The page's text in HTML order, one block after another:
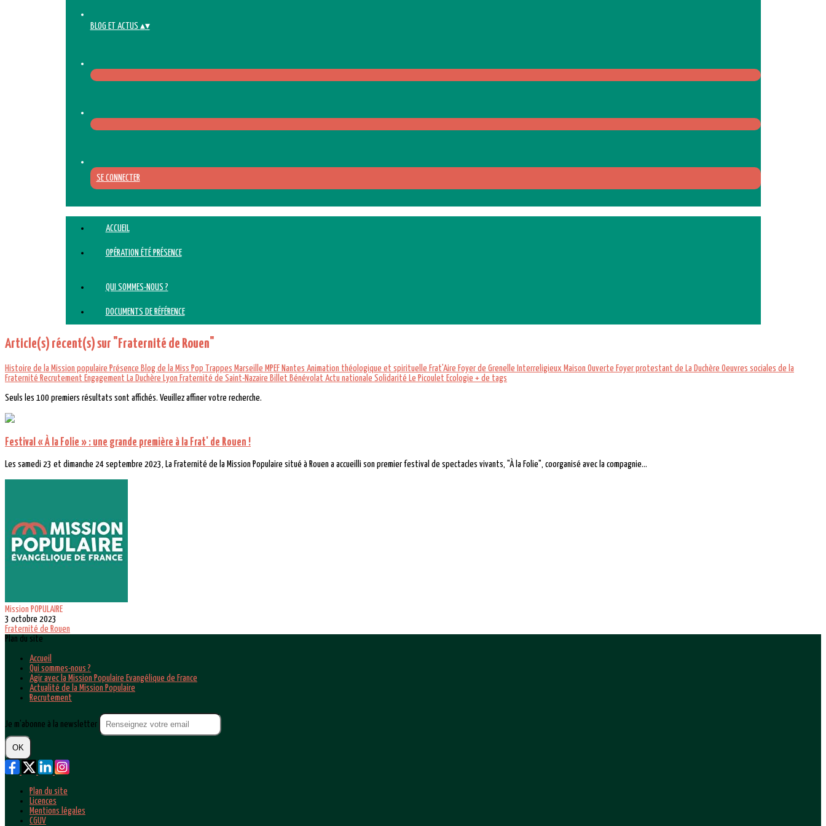
BLOG ET ACTUS ▴▾
SE CONNECTER
ACCUEIL
OPÉRATION ÉTÉ PRÉSENCE
QUI SOMMES-NOUS ?
DOCUMENTS DE RÉFÉRENCE
Article(s) récent(s) sur "Fraternité de Rouen"
Histoire de la Mission populaire Présence Blog de la Miss Pop Trappes Marseille MPEF Nantes Animation théologique et spirituelle Frat'Aire Foyer de Grenelle Interreligieux Maison Ouverte Foyer protestant de La Duchère Oeuvres sociales de la
Fraternité Recrutement Engagement La Duchère Lyon Fraternité de Saint-Nazaire Billet Bénévolat Actu nationale Solidarité Le Picoulet Ecologie + de tags
Seuls les 100 premiers résultats sont affichés. Veuillez affiner votre recherche.
Festival « À la Folie » : une grande première à la Frat' de Rouen !
Les samedi 23 et dimanche 24 septembre 2023, La Fraternité de la Mission Populaire situé à Rouen a accueilli son premier festival de spectacles vivants, "À la Folie", coorganisé avec la compagnie...
Mission POPULAIRE
3 octobre 2023
Fraternité de Rouen
Plan du site
Accueil
Qui sommes-nous ?
Agir avec la Mission Populaire Evangélique de France
Actualité de la Mission Populaire
Recrutement
Je m'abonne à la newsletter
OK
Plan du site
Licences
Mentions légales
CGUV